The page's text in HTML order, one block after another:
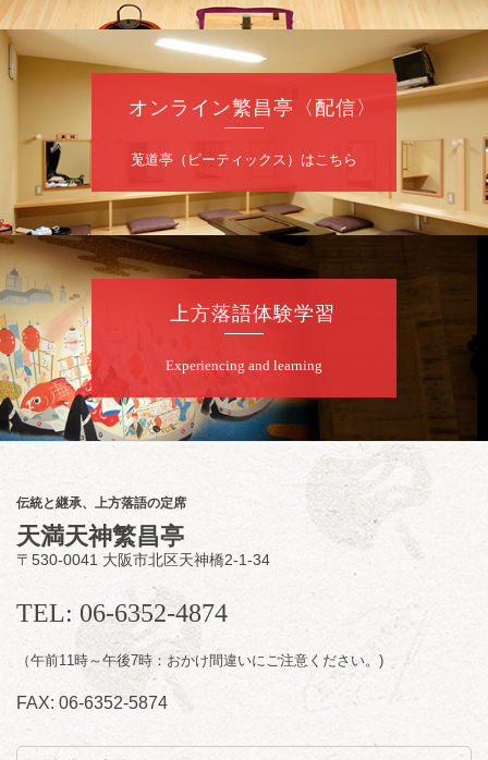
桂あおば／笑福亭笑有／例えば炎
開演：午後6時30分（6時開場）全席指定
前売2,000円 当日2,500円
100（10:00～19:00受付）
昼
8月 日（水）
昼席：番組案内
桂九寿玉／桂弥太郎／桂かい枝※／けんたと
ももえ（音曲漫才）※／笑福亭三喬／桂米二
（ジャグリング）／笑福亭松枝（※…配信は
ございません）
★菟道亭配信あり
8月12日（水）
お笑い怪談噺の夕べ vol.20 ～ホンモノ
の幽霊も出まぁーす！～
笑福亭たま／林家染雀 ／桂米左～仲入～旭堂
南鱗／笑福亭福笑
開演：午後6時30分（6時開場）全席指定
前売3,000円 当日3,500円
お問合せ：福笑エンタープライズ
0798-23-
7160
★莵道亭配信あり
オンライン繁昌亭〈配信〉
莵道亭（ピーティックス）はこちら
上方落語体験学習
Experiencing and learning
伝統と継承、上方落語の定席
天満天神繁昌亭
〒530-0041 大阪市北区天神橋2-1-34
TEL: 06-6352-4874
（午前11時～午後7時：おかけ間違いにご注意ください。)
FAX: 06-6352-5874